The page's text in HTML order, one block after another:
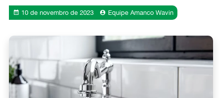
10 de novembro de 2023 Equipe Amanco Wavin